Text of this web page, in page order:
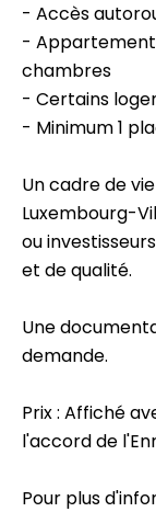
- Accès
-
chambres
- Certains
- Minimum 1
Un cadre de
Luxembourg-
ou
et de qualité.
Une
demande.
Prix : Affiché
l'accord de
Pour plus